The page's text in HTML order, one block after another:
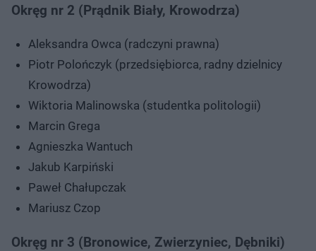
Okręg nr 2 (Prądnik Biały, Krowodrza)
Aleksandra Owca (radczyni prawna)
Piotr Polończyk (przedsiębiorca, radny dzielnicy
Krowodrza)
Wiktoria Malinowska (studentka politologii)
Marcin Grega
Agnieszka Wantuch
Jakub Karpiński
Paweł Chałupczak
Mariusz Czop
Okręg nr 3 (Bronowice, Zwierzyniec, Dębniki)